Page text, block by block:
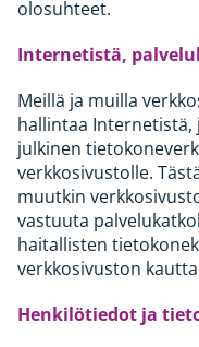
olosuhteet.
Internetistä,
Meillä ja muilla
hallintaa Internetistä,
julkinen
verkkosivustolle.
muutkin
vastuuta
haitallisten
verkkosivuston
Henkilötiedot ja